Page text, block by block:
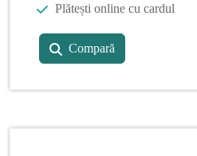
Plătești online cu cardul
Compară